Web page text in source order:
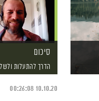
סיכום
הדרך להתעלות
10.10.20
00:26:08